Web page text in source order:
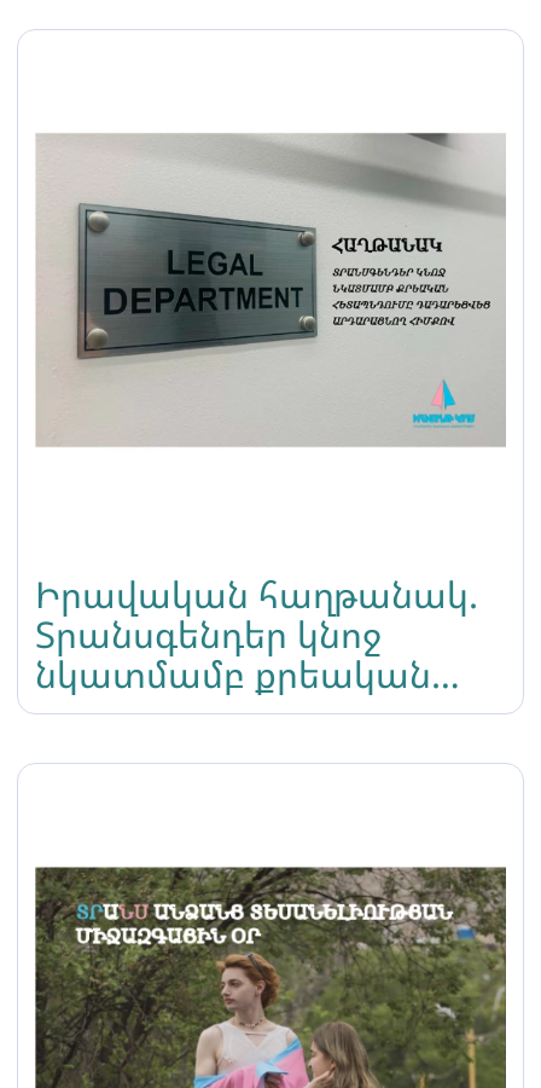
Իրավական հաղթանակ.
Տրանսգենդեր կնոջ
նկատմամբ քրեական
հետապնդումը
դադարեցվեց